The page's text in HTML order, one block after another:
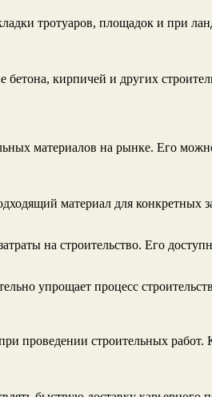
тротуаров, площадок и при
кирпичей и других
материалов на рынке. Его
материал для конкретных
на строительство. Его
упрощает процесс
проведении строительных работ.